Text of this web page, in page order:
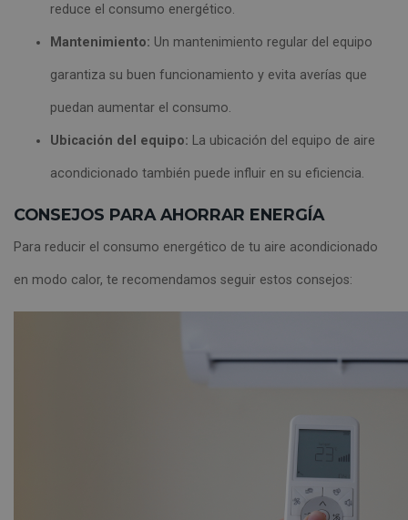
reduce el consumo energético.
Mantenimiento: Un mantenimiento regular del equipo
garantiza su buen funcionamiento y evita averías que
puedan aumentar el consumo.
Ubicación del equipo: La ubicación del equipo de aire
acondicionado también puede influir en su eficiencia.
CONSEJOS PARA AHORRAR ENERGÍA
Para reducir el consumo energético de tu aire acondicionado
en modo calor, te recomendamos seguir estos consejos: